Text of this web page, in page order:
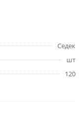
Седек
шт
120